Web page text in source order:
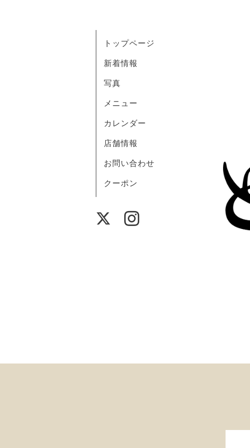
トップページ
新着情報
写真
メニュー
カレンダー
店舗情報
お問い合わせ
クーポン